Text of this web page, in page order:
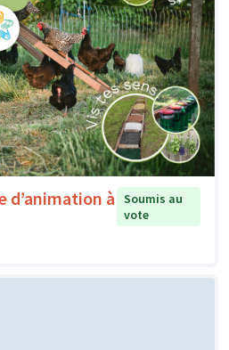
d’animation à
Soumis au
vote